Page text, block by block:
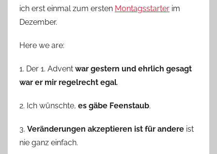
ich erst einmal zum ersten Montagsstarter im
Dezember.
Here we are:
1. Der 1. Advent war gestern und ehrlich gesagt
war er mir regelrecht egal.
2. Ich wünschte, es gäbe Feenstaub.
3. Veränderungen akzeptieren ist für andere ist
nie ganz einfach.